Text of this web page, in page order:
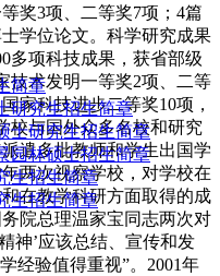
奖3项、二等奖7项；4篇
学位论文。科学研究成果
多项科技成果，获省部级
技术发明一等奖2项、二等
家科技进步二等奖10项，
校与国外众多名校和研究
遣多批教师和学生出国学
两次视察学校，对学校在
在教学科研方面取得的成
院总理温家宝同志两次对
神’应该总结、宣传和发
经验值得重视”。2001年
简章
研究生招生简章
士研究生招生简章
园林硕士招生简章
生招生简章
生招生简章